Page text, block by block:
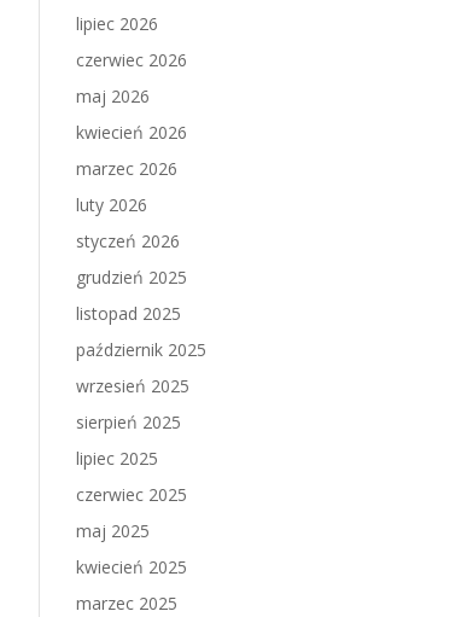
lipiec 2026
czerwiec 2026
maj 2026
kwiecień 2026
marzec 2026
luty 2026
styczeń 2026
grudzień 2025
listopad 2025
październik 2025
wrzesień 2025
sierpień 2025
lipiec 2025
czerwiec 2025
maj 2025
kwiecień 2025
marzec 2025